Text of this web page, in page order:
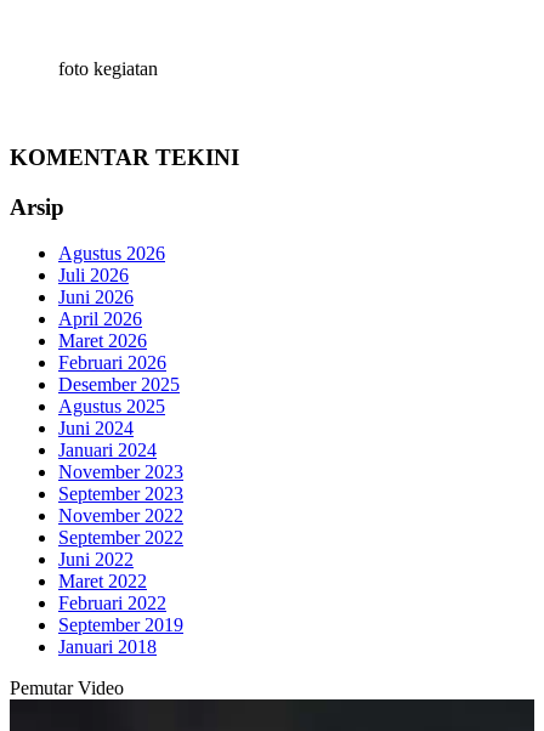
foto kegiatan
KOMENTAR TEKINI
Arsip
Agustus 2026
Juli 2026
Juni 2026
April 2026
Maret 2026
Februari 2026
Desember 2025
Agustus 2025
Juni 2024
Januari 2024
November 2023
September 2023
November 2022
September 2022
Juni 2022
Maret 2022
Februari 2022
September 2019
Januari 2018
Pemutar Video